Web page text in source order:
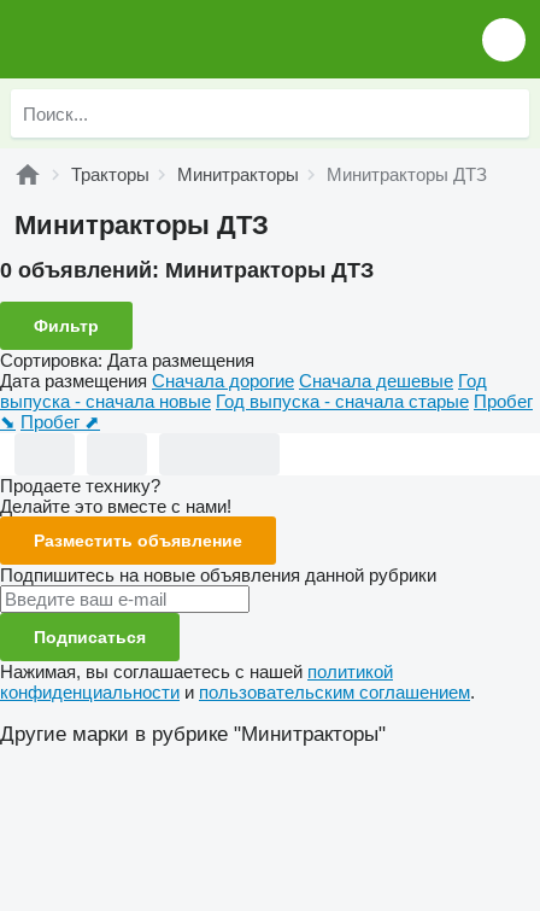
Тракторы Минитракторы Минитракторы ДТЗ
Минитракторы ДТЗ
0 объявлений: Минитракторы ДТЗ
Фильтр
Сортировка: Дата размещения
Дата размещения Сначала дорогие Сначала дешевые Год
выпуска - сначала новые Год выпуска - сначала старые Пробег
⬊ Пробег ⬈
Продаете технику?
Делайте это вместе с нами!
Разместить объявление
Подпишитесь на новые объявления данной рубрики
Подписаться
Нажимая, вы соглашаетесь с нашей политикой
конфиденциальности и пользовательским соглашением.
Другие марки в рубрике "Минитракторы"